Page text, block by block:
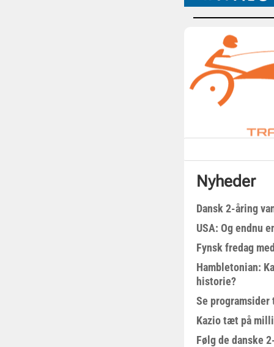
Nyheder
Dansk 2-åring
USA: Og endnu
Fynsk fredag
Hambletonian:
historie?
Se
Kazio tæt på
Følg de danske